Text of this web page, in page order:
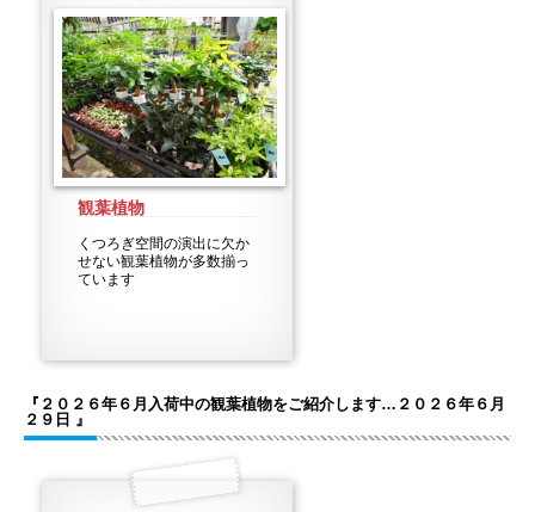
観葉植物
くつろぎ空間の演出に欠か
せない観葉植物が多数揃っ
ています
『２０２６年６月入荷中の観葉植物をご紹介します…２０２６年６月
２９日 』